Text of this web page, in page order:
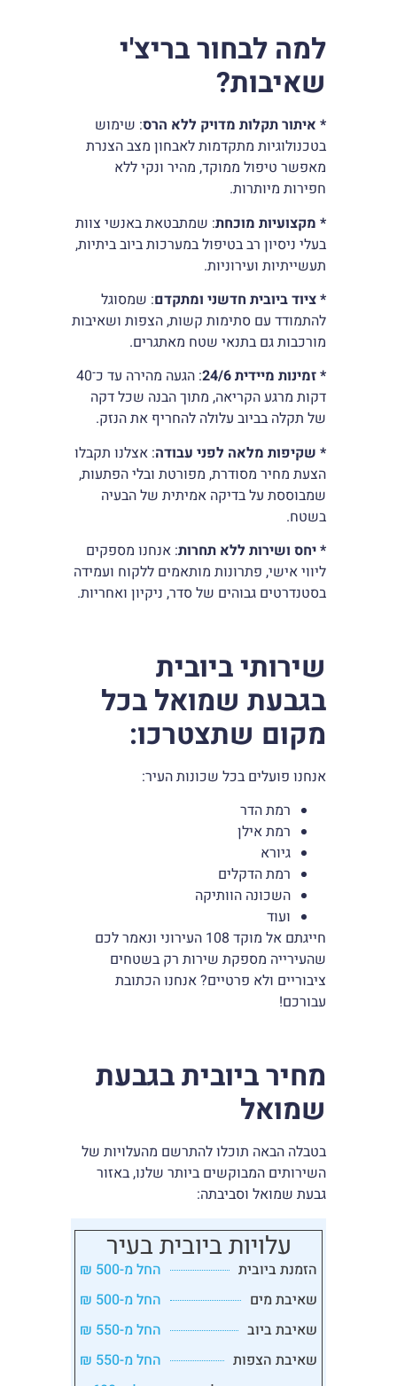
למה לבחור בריצ'י
שאיבות?
* איתור תקלות מדויק ללא הרס: שימוש
בטכנולוגיות מתקדמות לאבחון מצב הצנרת
מאפשר טיפול ממוקד, מהיר ונקי ללא
חפירות מיותרות.
* מקצועיות מוכחת: שמתבטאת באנשי צוות
בעלי ניסיון רב בטיפול במערכות ביוב ביתיות,
תעשייתיות ועירוניות.
* ציוד ביובית חדשני ומתקדם: שמסוגל
להתמודד עם סתימות קשות, הצפות ושאיבות
מורכבות גם בתנאי שטח מאתגרים.
* זמינות מיידית 24/6
: הגעה מהירה עד כ־40
דקות מרגע הקריאה, מתוך הבנה שכל דקה
של תקלה בביוב עלולה להחריף את הנזק.
* שקיפות מלאה לפני עבודה: אצלנו תקבלו
הצעת מחיר מסודרת, מפורטת ובלי הפתעות,
שמבוססת על בדיקה אמיתית של הבעיה
בשטח.
* יחס ושירות ללא תחרות: אנחנו מספקים
ליווי אישי, פתרונות מותאמים ללקוח ועמידה
בסטנדרטים גבוהים של סדר, ניקיון ואחריות.
שירותי ביובית
בגבעת שמואל בכל
מקום שתצטרכו:
אנחנו פועלים בכל שכונות העיר:
רמת הדר
רמת אילן
גיורא
רמת הדקלים
השכונה הוותיקה
ועוד
חייגתם אל מוקד 108 העירוני ונאמר לכם
שהעירייה מספקת שירות רק בשטחים
ציבוריים ולא פרטיים? אנחנו הכתובת
עבורכם!
מחיר ביובית בגבעת
שמואל
בטבלה הבאה תוכלו להתרשם מהעלויות של
השירותים המבוקשים ביותר שלנו, באזור
גבעת שמואל וסביבתה:
עלויות ביובית בעיר
הזמנת ביובית
החל מ-500 ₪
שאיבת מים
החל מ-500 ₪
שאיבת ביוב
החל מ-550 ₪
שאיבת הצפות
החל מ-550 ₪